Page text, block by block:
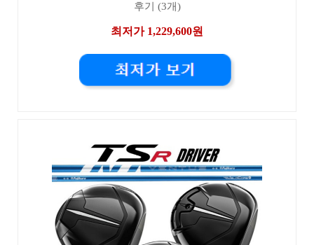
후기 (3개)
최저가 1,229,600원